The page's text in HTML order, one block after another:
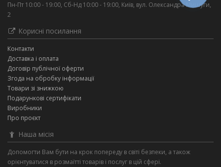
Пн-Пт 10:00 - 19:00, Сб-Нд 10:00 - 19:00, Київ, вул. Олександра Мишуги,
2
Корисні посилання
Контакти
Доставка і оплата
Договір публічної оферти
Згода на обробку інформації
Товари зі знижкою
Подарункові сертифікати
Виробники
Про проєкт
Наша місія
Допомогти Вам бути на крок попереду в світі безпеки, а також
орієнтуватися в розмаїтті товарів і послуг в цій сфері.